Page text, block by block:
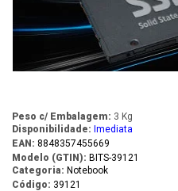
Peso c/ Embalagem: 3 Kg
Disponibilidade: Imediata
EAN: 8848357455669
Modelo (GTIN): BITS-39121
Categoria: Notebook
Código: 39121